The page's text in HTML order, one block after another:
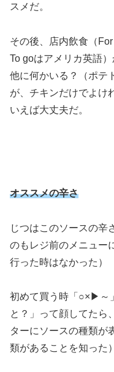
スメだ。
その後、店内飲食（
To goはアメリカ英語
他に何かいる？（ポテ
が、チキンだけでよけ
いえば大丈夫だ。
オススメの辛さ
じつはこのソースの辛
のもレジ前のメニュー
行った時はなかった）
初めて買う時「○×▶～
と？」って顔してたら
ターにソースの種類が
類があることを知った）